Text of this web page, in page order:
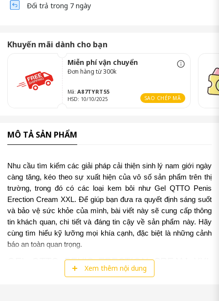
Đổi trả trong 7 ngày
Khuyến mãi dành cho bạn
Miễn phí vận chuyển
Đơn hàng từ 300k
Mã: A87TYRT55
HSD: 10/10/2025 SAO CHÉP MÃ
MÔ TẢ SẢN PHẨM
Nhu cầu tìm kiếm các giải pháp cải thiện sinh lý nam giới ngày
càng tăng, kéo theo sự xuất hiện của vô số sản phẩm trên thị
trường, trong đó có các loại kem bôi như Gel QTTO Penis
Erection Cream XXL. Để giúp bạn đưa ra quyết định sáng suốt
và bảo vệ sức khỏe của mình, bài viết này sẽ cung cấp thông
tin khách quan, chi tiết và đáng tin cậy về sản phẩm này. Hãy
cùng tìm hiểu kỹ lưỡng mọi khía cạnh, đặc biệt là những cảnh
báo an toàn quan trọng.
GEL QTTO PENIS ERECTION CREAM XXL
Xem thêm nội dung